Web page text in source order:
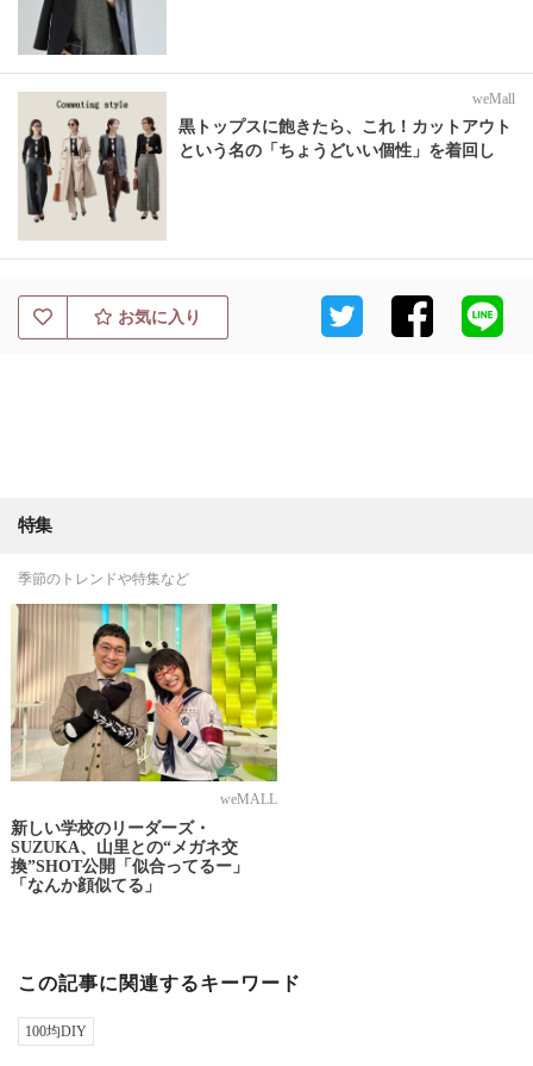
weMall
黒トップスに飽きたら、これ！カットアウト
という名の「ちょうどいい個性」を着回し
お気に入り
特集
季節のトレンドや特集など
weMALL
新しい学校のリーダーズ・
SUZUKA、山里との“メガネ交
換”SHOT公開「似合ってるー」
「なんか顔似てる」
この記事に関連するキーワード
100均DIY